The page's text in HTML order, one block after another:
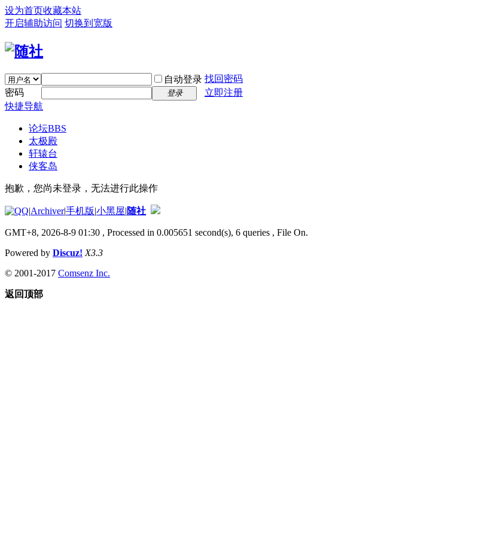
设为首页收藏本站
开启辅助访问 切换到宽版
自动登录 找回密码
密码
登录
立即注册
快捷导航
论坛BBS
太极殿
轩辕台
侠客岛
抱歉，您尚未登录，无法进行此操作
|Archiver|手机版|小黑屋|随社
GMT+8, 2026-8-9 01:30 , Processed in 0.005651 second(s), 6 queries , File On.
Powered by Discuz! X3.3
© 2001-2017 Comsenz Inc.
返回顶部